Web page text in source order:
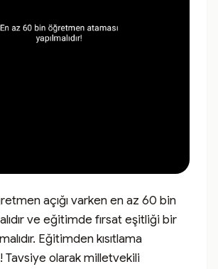
açığı varken en az 60 bin
ve eğitimde fırsat eşitliği bir
Eğitimden kısıtlama
Tavsiye olarak milletvekili